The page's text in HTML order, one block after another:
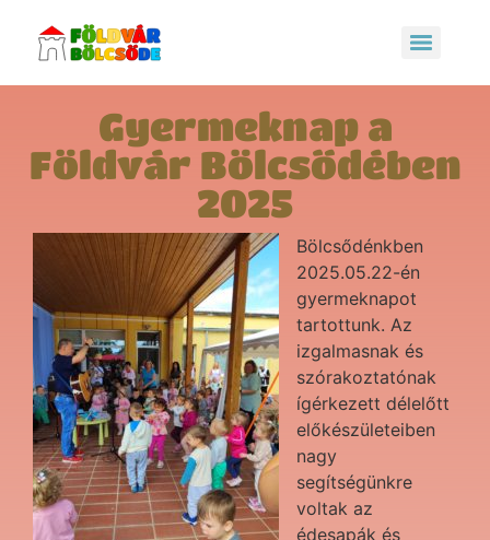
Gyermeknap a
Földvár Bölcsődében
2025
Bölcsődénkben
2025.05.22-én
gyermeknapot
tartottunk. Az
izgalmasnak és
szórakoztatónak
ígérkezett délelőtt
előkészületeiben
nagy
segítségünkre
voltak az
édesapák és